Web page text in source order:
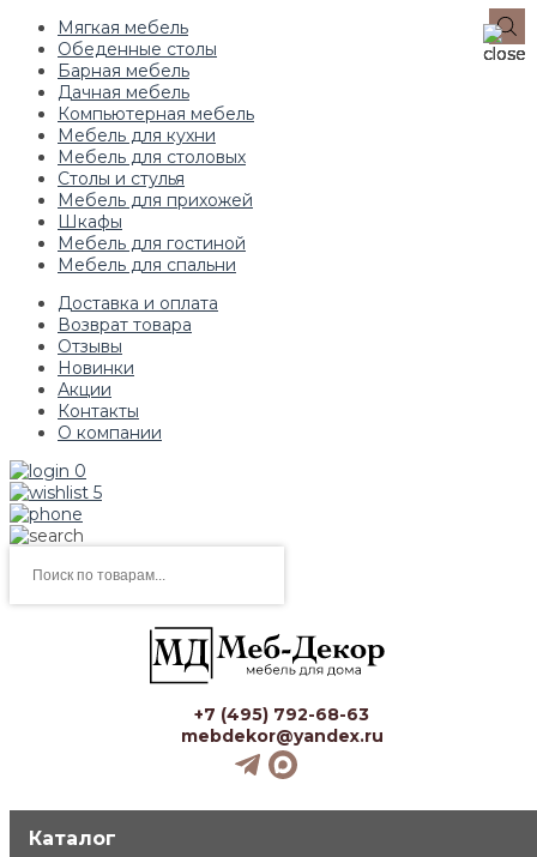
Мягкая мебель
Обеденные столы
Барная мебель
Дачная мебель
Компьютерная мебель
Мебель для кухни
Мебель для столовых
Столы и стулья
Мебель для прихожей
Шкафы
Мебель для гостиной
Мебель для спальни
Доставка и оплата
Возврат товара
Отзывы
Новинки
Акции
Контакты
О компании
0
5
товаров
+7 (495) 792-68-63
mebdekor@yandex.ru
Каталог